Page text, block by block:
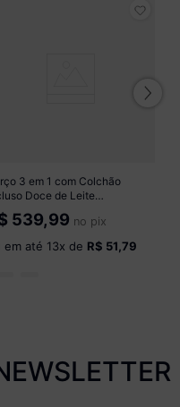
3 em 1 com Colchão
Doce de Leite
MP4310 Rosa
539,99 no pix
em até 13x de R$ 51,79